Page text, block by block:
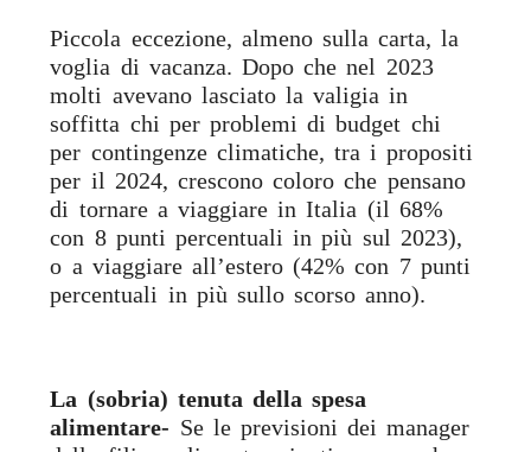
Piccola eccezione, almeno sulla carta, la
voglia di vacanza. Dopo che nel 2023
molti avevano lasciato la valigia in
soffitta chi per problemi di budget chi
per contingenze climatiche, tra i propositi
per il 2024, crescono coloro che pensano
di tornare a viaggiare in Italia (il 68%
con 8 punti percentuali in più sul 2023),
o a viaggiare all’estero (42% con 7 punti
percentuali in più sullo scorso anno).
La (sobria) tenuta della spesa
alimentare- Se le previsioni dei manager